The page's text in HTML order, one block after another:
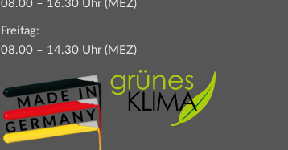
08.00 – 16.30 Uhr (MEZ)
Freitag:
08.00 – 14.30 Uhr (MEZ)